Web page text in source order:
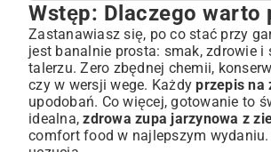
Wstęp: Dlaczego warto
Niezbędne składniki na idealną
Świeże warzywa kluczem do smaku
Jakie ziemniaki wybrać do zupy?
Tajemnica dobrego bulionu
Krok po kroku: Jak ugotować
Przygotowanie warzyw i ziemniaków
Wstęp: Dlaczego warto
Zastanawiasz się, po co stać przy
jest banalnie prosta: smak, zdrowie
talerzu. Zero zbędnej chemii,
czy w wersji wege. Każdyprzepis na
upodobań. Co więcej, gotowanie to
idealna,zdrowa zupa jarzynowa z
comfort food w najlepszym